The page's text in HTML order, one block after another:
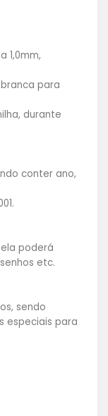
1,0mm,
para
durante
conter ano,
poderá
etc.
sendo
especiais para